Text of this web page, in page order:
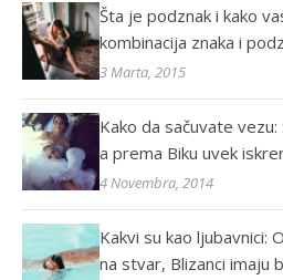
Šta je podznak i kako
kombinacija znaka i
3 Marta, 2015
Kako da sačuvate
a prema Biku uvek
4 Novembra, 2014
Kakvi su kao ljubavnici:
na stvar, Blizanci imaju